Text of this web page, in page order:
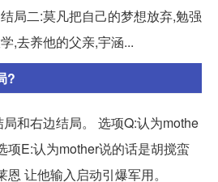
局二:莫凡把自己的梦想放弃,勉强
,去养他的父亲,宇涵...
?
和右边结局。 选项Q:认为mothe
项E:认为mother说的话是胡搅蛮
让他输入启动引爆军用。